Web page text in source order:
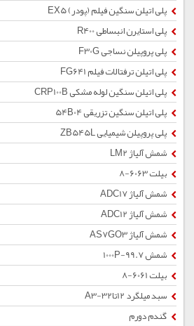
پلی اتیلن سنگین فیلم (پودر) EX5
پلی استایرن انبساطی R400
پلی پروپیلن نساجی F30G
پلی اتیلن ترفتالات فیلم FG641
پلی اتیلن سنگین لوله مشکی CRP100B
پلی اتیلن سنگین تزریقی 54B04
پلی پروپیلن شیمیایی ZB545L
شمش آلیاژ LM2
بیلت 6063-8
شمش آلیاژ ADC17
شمش آلیاژ ADC12
شمش آلیاژ AS7GO3
شمش 1000P-99.7
بیلت 6061-8
سبد میلگرد 12تا32-A3
گندم دورم